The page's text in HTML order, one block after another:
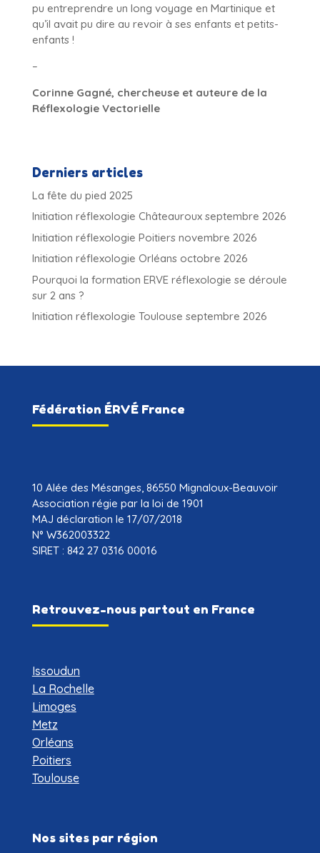
pu entreprendre un long voyage en Martinique et
qu’il avait pu dire au revoir à ses enfants et petits-
enfants !
–
Corinne Gagné, chercheuse et auteure de la
Réflexologie Vectorielle
Derniers articles
La fête du pied 2025
Initiation réflexologie Châteauroux septembre 2026
Initiation réflexologie Poitiers novembre 2026
Initiation réflexologie Orléans octobre 2026
Pourquoi la formation ERVE réflexologie se déroule
sur 2 ans ?
Initiation réflexologie Toulouse septembre 2026
Fédération ÉRVÉ France
MAJ déclaration le 17/07/2018
N° W362003322
Retrouvez-nous partout en France
Issoudun
La Rochelle
Orléans